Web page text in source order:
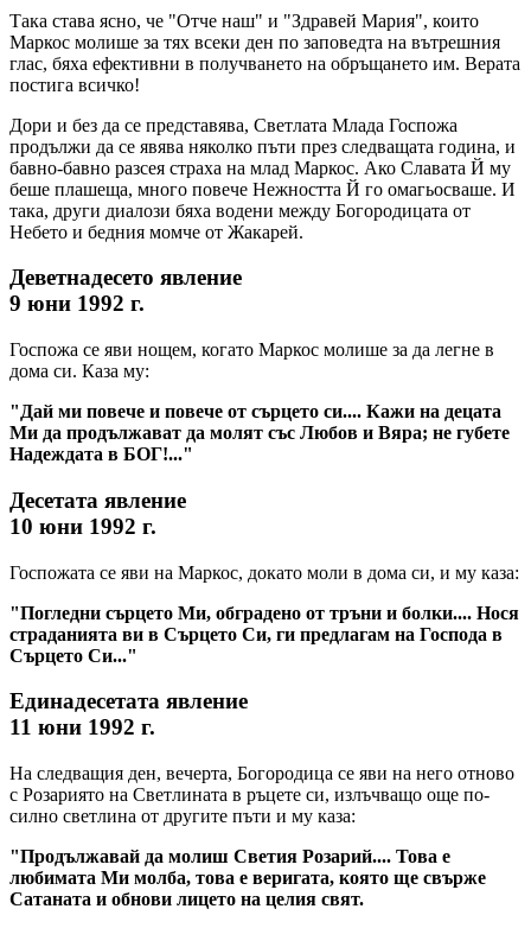
Така става ясно, че "Отче наш" и "Здравей Мария", които
Маркос молише за тях всеки ден по заповедта на вътрешния
глас, бяха ефективни в получването на обръщането им. Верата
постига всичко!
Дори и без да се представява, Светлата Млада Госпожа
продължи да се явява няколко пъти през следващата година, и
бавно-бавно разсея страха на млад Маркос. Ако Славата Й му
беше плашеща, много повече Нежността Й го омагьосваше. И
така, други диалози бяха водени между Богородицата от
Небето и бедния момче от Жакарей.
Деветнадесето явление
9 юни 1992 г.
Госпожа се яви нощем, когато Маркос молише за да легне в
дома си. Каза му:
"Дай ми повече и повече от сърцето си.... Кажи на децата
Ми да продължават да молят със Любов и Вяра; не губете
Надеждата в БОГ!..."
Десетата явление
10 юни 1992 г.
Госпожата се яви на Маркос, докато моли в дома си, и му каза:
"Погледни сърцето Ми, обградено от тръни и болки.... Нося
страданията ви в Сърцето Си, ги предлагам на Господа в
Сърцето Си..."
Единадесетата явление
11 юни 1992 г.
На следващия ден, вечерта, Богородица се яви на него отново
с Розариято на Светлината в ръцете си, излъчващо още по-
силно светлина от другите пъти и му каза:
"Продължавай да молиш Светия Розарий.... Това е
любимата Ми молба, това е веригата, която ще свърже
Сатаната и обнови лицето на целия свят.